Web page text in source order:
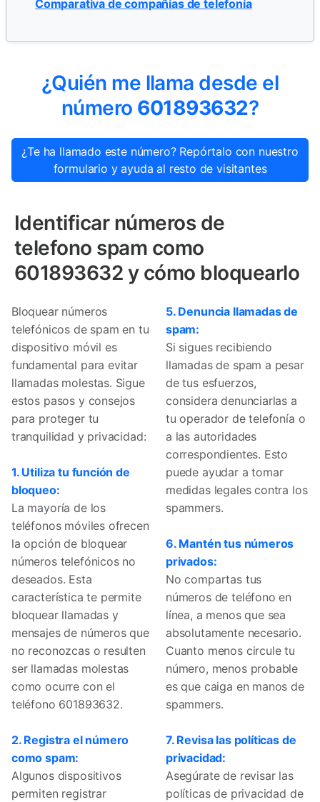
Comparativa de compañías de telefonía
¿Quién me llama desde el
número 601893632?
¿Te ha llamado este número? Repórtalo con nuestro
formulario y ayuda al resto de visitantes
Identificar números de
telefono spam como
601893632 y cómo bloquearlo
Bloquear números
telefónicos de spam en tu
dispositivo móvil es
fundamental para evitar
llamadas molestas. Sigue
estos pasos y consejos
para proteger tu
tranquilidad y privacidad:
1. Utiliza tu función de
bloqueo:
La mayoría de los
teléfonos móviles ofrecen
la opción de bloquear
números telefónicos no
deseados. Esta
característica te permite
bloquear llamadas y
mensajes de números que
no reconozcas o resulten
ser llamadas molestas
como ocurre con el
teléfono 601893632.
2. Registra el número
como spam:
Algunos dispositivos
permiten registrar
5. Denuncia llamadas de
spam:
Si sigues recibiendo
llamadas de spam a pesar
de tus esfuerzos,
considera denunciarlas a
tu operador de telefonía o
a las autoridades
correspondientes. Esto
puede ayudar a tomar
medidas legales contra los
spammers.
6. Mantén tus números
privados:
No compartas tus
números de teléfono en
línea, a menos que sea
absolutamente necesario.
Cuanto menos circule tu
número, menos probable
es que caiga en manos de
spammers.
7. Revisa las políticas de
privacidad:
Asegúrate de revisar las
políticas de privacidad de